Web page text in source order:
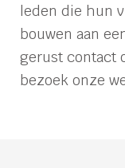
leden die hun
bouwen aan
gerust contact
bezoek onze